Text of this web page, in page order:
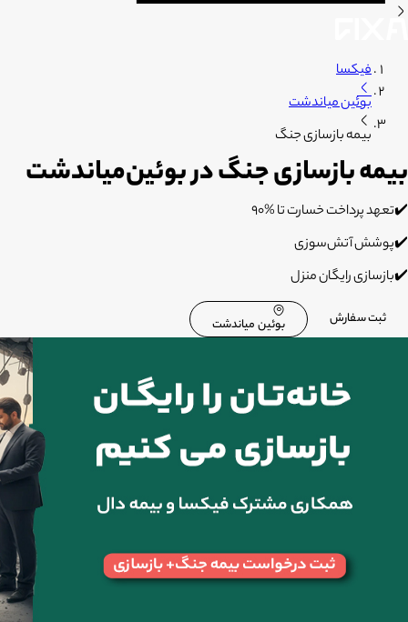
فیکسا
بوئین میاندشت
بیمه بازسازی جنگ
بیمه بازسازی جنگ در بوئین‌میاندشت
✔️تعهد پرداخت خسارت تا %۹۰
✔️پوشش آتش‌سوزی
✔️بازسازی رایگان منزل
ثبت سفارش بوئین میاندشت